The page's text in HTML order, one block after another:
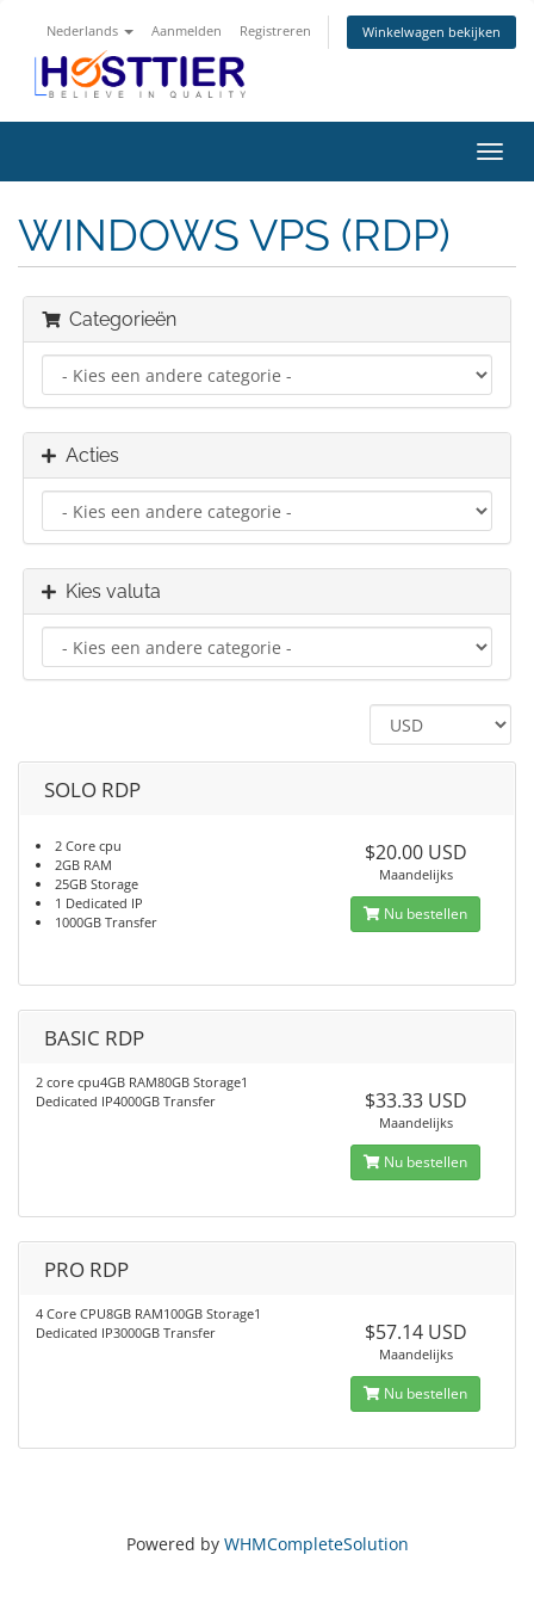
Nederlands Aanmelden Registreren Winkelwagen bekijken
in-/
WINDOWS VPS (RDP)
Categorieën
Acties
Kies valuta
SOLO RDP
2 Core cpu
2GB RAM
25GB Storage
1 Dedicated IP
1000GB Transfer
$20.00 USD
Maandelijks
Nu bestellen
BASIC RDP
2 core cpu4GB RAM80GB Storage1
Dedicated IP4000GB Transfer
$33.33 USD
Maandelijks
Nu bestellen
PRO RDP
4 Core CPU8GB RAM100GB Storage1
Dedicated IP3000GB Transfer
$57.14 USD
Maandelijks
Nu bestellen
Powered by WHMCompleteSolution